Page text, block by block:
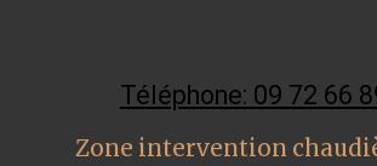
Téléphone: 09 72 66
Zone intervention